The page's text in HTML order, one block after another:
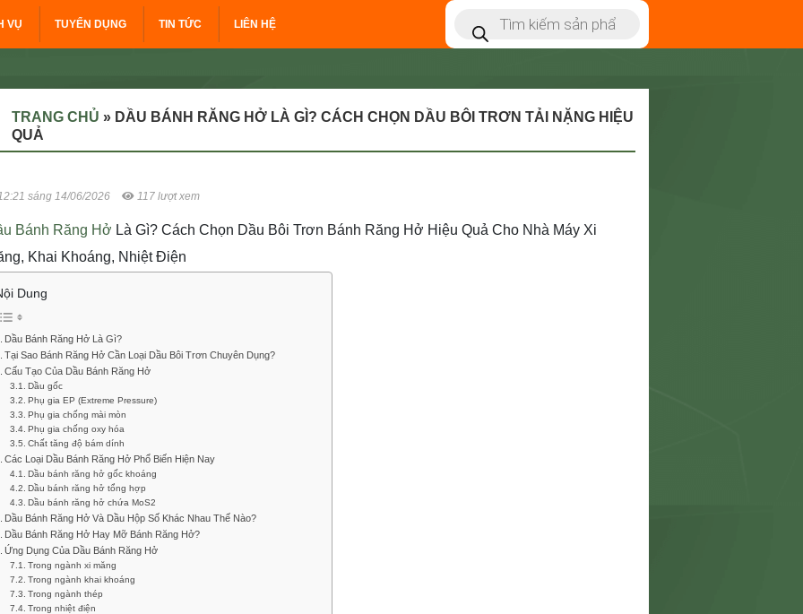
VỤ TUYỂN DỤNG TIN TỨC LIÊN HỆ
TRANG CHỦ » DẦU BÁNH RĂNG HỞ LÀ GÌ? CÁCH CHỌN DẦU BÔI TRƠN TẢI NẶNG HIỆU
QUẢ
sáng 14/06/2026 117 lượt xem
Bánh Răng Hở Là Gì? Cách Chọn Dầu Bôi Trơn Bánh Răng Hở Hiệu Quả Cho Nhà Máy Xi
Khai Khoáng, Nhiệt Điện
Dung
Dầu Bánh Răng Hở Là Gì?
Tại Sao Bánh Răng Hở Cần Loại Dầu Bôi Trơn Chuyên Dụng?
Cấu Tạo Của Dầu Bánh Răng Hở
Dầu gốc
Phụ gia EP (Extreme Pressure)
Phụ gia chống mài mòn
Phụ gia chống oxy hóa
Chất tăng độ bám dính
Các Loại Dầu Bánh Răng Hở Phổ Biến Hiện Nay
Dầu bánh răng hở gốc khoáng
Dầu bánh răng hở tổng hợp
Dầu bánh răng hở chứa MoS2
Dầu Bánh Răng Hở Và Dầu Hộp Số Khác Nhau Thế Nào?
Dầu Bánh Răng Hở Hay Mỡ Bánh Răng Hở?
Ứng Dụng Của Dầu Bánh Răng Hở
Trong ngành xi măng
Trong ngành khai khoáng
Trong ngành thép
Trong nhiệt điện